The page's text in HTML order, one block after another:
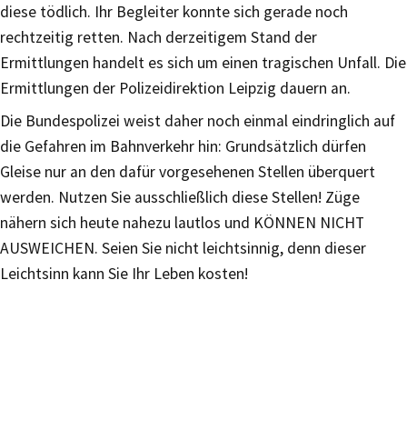
diese tödlich. Ihr Begleiter konnte sich gerade noch
rechtzeitig retten. Nach derzeitigem Stand der
Ermittlungen handelt es sich um einen tragischen Unfall. Die
Ermittlungen der Polizeidirektion Leipzig dauern an.
Die Bundespolizei weist daher noch einmal eindringlich auf
die Gefahren im Bahnverkehr hin: Grundsätzlich dürfen
Gleise nur an den dafür vorgesehenen Stellen überquert
werden. Nutzen Sie ausschließlich diese Stellen! Züge
nähern sich heute nahezu lautlos und KÖNNEN NICHT
AUSWEICHEN. Seien Sie nicht leichtsinnig, denn dieser
Leichtsinn kann Sie Ihr Leben kosten!